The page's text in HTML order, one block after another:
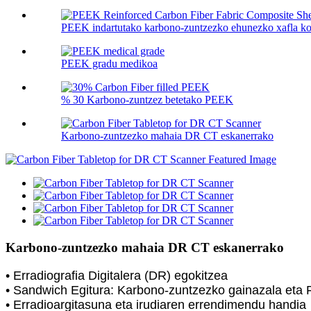
PEEK indartutako karbono-zuntzezko ehunezko xafla
PEEK gradu medikoa
% 30 Karbono-zuntzez betetako PEEK
Karbono-zuntzezko mahaia DR CT eskanerrako
Karbono-zuntzezko mahaia DR CT eskanerrako
• Erradiografia Digitalera (DR) egokitzea
• Sandwich Egitura: Karbono-zuntzezko gainazala eta
• Erradioargitasuna eta irudiaren errendimendu handia